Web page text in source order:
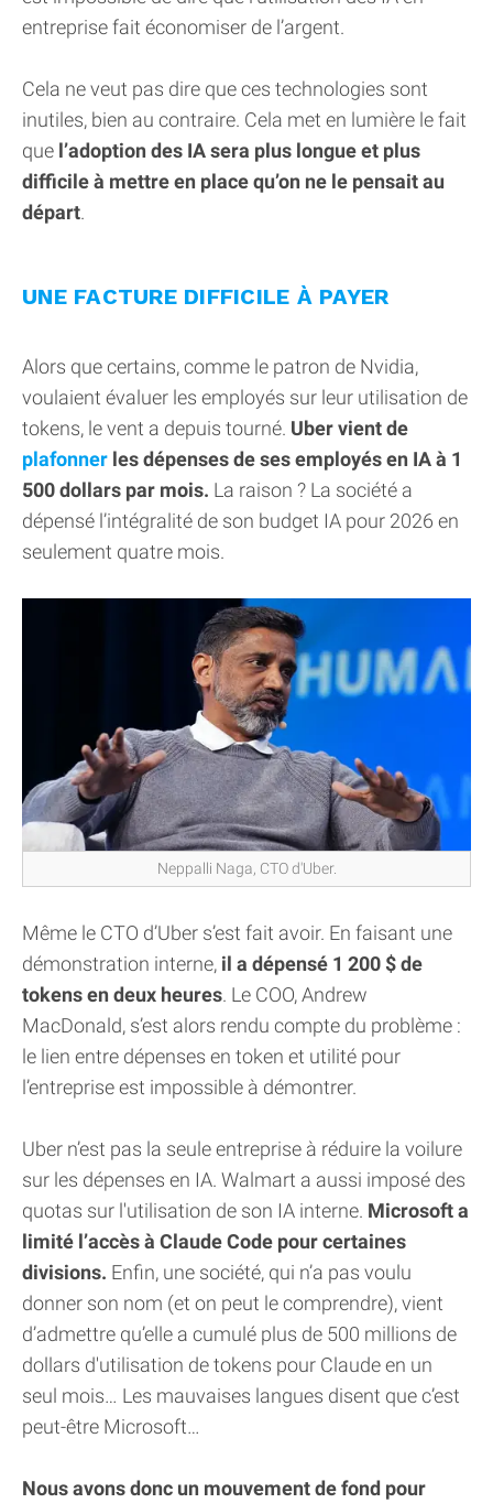
entreprise fait économiser de l’argent.
Cela ne veut pas dire que ces technologies sont
inutiles, bien au contraire. Cela met en lumière le fait
que l’adoption des IA sera plus longue et plus
difficile à mettre en place qu’on ne le pensait au
départ.
UNE FACTURE DIFFICILE À PAYER
Alors que certains, comme le patron de Nvidia,
voulaient évaluer les employés sur leur utilisation de
tokens, le vent a depuis tourné. Uber vient de
plafonner les dépenses de ses employés en IA à 1
500 dollars par mois. La raison ? La société a
dépensé l’intégralité de son budget IA pour 2026 en
seulement quatre mois.
Neppalli Naga, CTO d'Uber.
Même le CTO d’Uber s’est fait avoir. En faisant une
démonstration interne, il a dépensé 1 200 $ de
tokens en deux heures. Le COO, Andrew
MacDonald, s’est alors rendu compte du problème :
le lien entre dépenses en token et utilité pour
l’entreprise est impossible à démontrer.
Uber n’est pas la seule entreprise à réduire la voilure
sur les dépenses en IA. Walmart a aussi imposé des
quotas sur l'utilisation de son IA interne. Microsoft a
limité l’accès à Claude Code pour certaines
divisions. Enfin, une société, qui n’a pas voulu
donner son nom (et on peut le comprendre), vient
d’admettre qu’elle a cumulé plus de 500 millions de
dollars d'utilisation de tokens pour Claude en un
seul mois… Les mauvaises langues disent que c’est
peut-être Microsoft…
Nous avons donc un mouvement de fond pour